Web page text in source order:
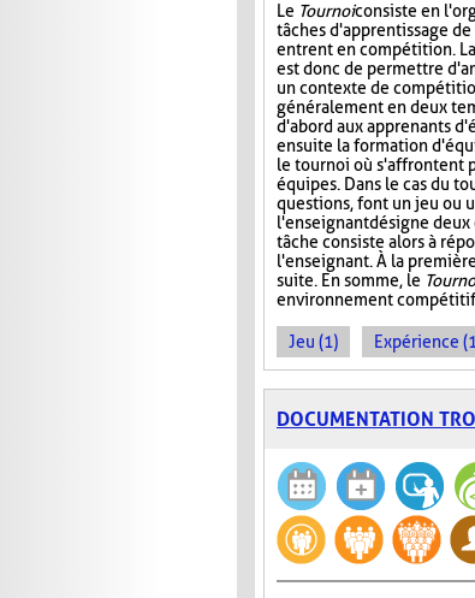
Le Tournoiconsiste en
tâches d'apprentissage
entrent en compétition.
est donc de permettre
un contexte de
généralement en deux
d'abord aux apprenants
ensuite la formation
le tournoi où s'affrontent
équipes. Dans le cas du
questions, font un jeu ou
l'enseignant désigne
tâche consiste alors à
l'enseignant. À la
suite. En somme, le
environnement
Jeu (1) Expérience
DOCUMENTATION